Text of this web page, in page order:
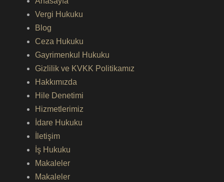
Vergi Hukuku
Blog
Ceza Hukuku
Gayrimenkul Hukuku
Gizlilik ve KVKK Politikamız
Hakkımızda
Hile Denetimi
Hizmetlerimiz
İdare Hukuku
İletişim
İş Hukuku
Makaleler
Makaleler